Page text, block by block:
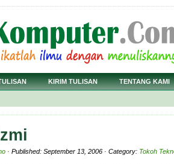
KIRIM TULISAN TENTANG KAMI
· Published: September 13, 2006 · Category: Tokoh